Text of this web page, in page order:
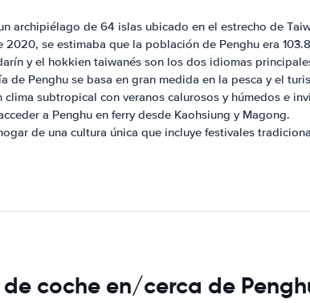
archipiélago de 64 islas ubicado en el estrecho de
2020, se estimaba que la población de Penghu era
y el hokkien taiwanés son los dos idiomas
de Penghu se basa en gran medida en la pesca y el
clima subtropical con veranos calurosos y húmedos e
a Penghu en ferry desde Kaohsiung y Magong.
de una cultura única que incluye festivales
coche en/cerca de